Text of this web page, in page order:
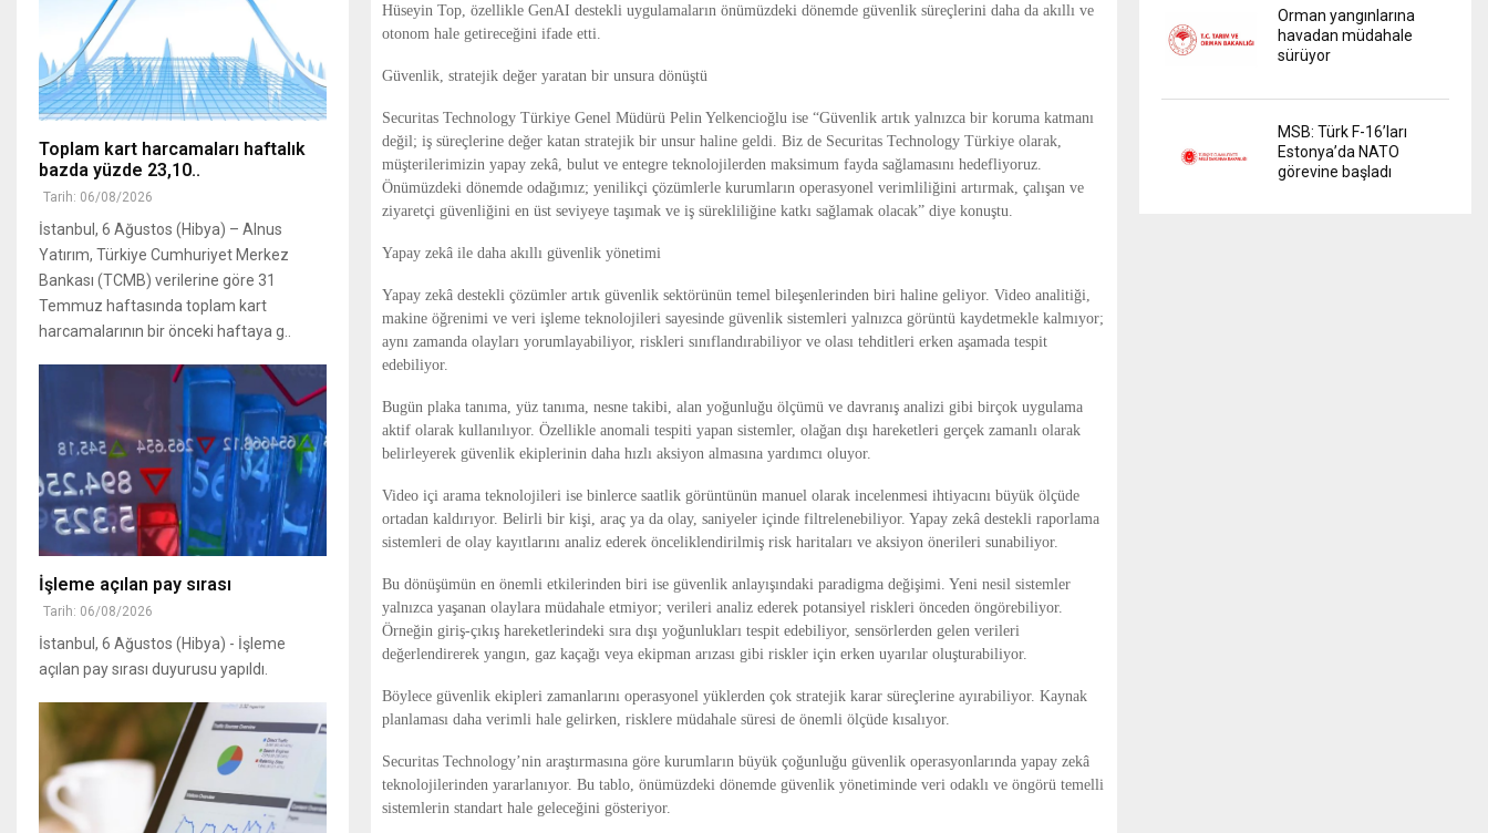
Hüseyin Top, özellikle GenAI destekli uygulamaların önümüzdeki dönemde güvenlik süreçlerini daha da akıllı ve
otonom hale getireceğini ifade etti.
Güvenlik, stratejik değer yaratan bir unsura dönüştü
Securitas Technology Türkiye Genel Müdürü Pelin Yelkencioğlu ise “Güvenlik artık yalnızca bir koruma katmanı
değil; iş süreçlerine değer katan stratejik bir unsur haline geldi. Biz de Securitas Technology Türkiye olarak,
müşterilerimizin yapay zekâ, bulut ve entegre teknolojilerden maksimum fayda sağlamasını hedefliyoruz.
Önümüzdeki dönemde odağımız; yenilikçi çözümlerle kurumların operasyonel verimliliğini artırmak, çalışan ve
ziyaretçi güvenliğini en üst seviyeye taşımak ve iş sürekliliğine katkı sağlamak olacak” diye konuştu.
Yapay zekâ ile daha akıllı güvenlik yönetimi
Yapay zekâ destekli çözümler artık güvenlik sektörünün temel bileşenlerinden biri haline geliyor. Video analitiği,
makine öğrenimi ve veri işleme teknolojileri sayesinde güvenlik sistemleri yalnızca görüntü kaydetmekle kalmıyor;
aynı zamanda olayları yorumlayabiliyor, riskleri sınıflandırabiliyor ve olası tehditleri erken aşamada tespit
edebiliyor.
Bugün plaka tanıma, yüz tanıma, nesne takibi, alan yoğunluğu ölçümü ve davranış analizi gibi birçok uygulama
aktif olarak kullanılıyor. Özellikle anomali tespiti yapan sistemler, olağan dışı hareketleri gerçek zamanlı olarak
belirleyerek güvenlik ekiplerinin daha hızlı aksiyon almasına yardımcı oluyor.
Video içi arama teknolojileri ise binlerce saatlik görüntünün manuel olarak incelenmesi ihtiyacını büyük ölçüde
ortadan kaldırıyor. Belirli bir kişi, araç ya da olay, saniyeler içinde filtrelenebiliyor. Yapay zekâ destekli raporlama
sistemleri de olay kayıtlarını analiz ederek önceliklendirilmiş risk haritaları ve aksiyon önerileri sunabiliyor.
Bu dönüşümün en önemli etkilerinden biri ise güvenlik anlayışındaki paradigma değişimi. Yeni nesil sistemler
yalnızca yaşanan olaylara müdahale etmiyor; verileri analiz ederek potansiyel riskleri önceden öngörebiliyor.
Örneğin giriş-çıkış hareketlerindeki sıra dışı yoğunlukları tespit edebiliyor, sensörlerden gelen verileri
değerlendirerek yangın, gaz kaçağı veya ekipman arızası gibi riskler için erken uyarılar oluşturabiliyor.
Böylece güvenlik ekipleri zamanlarını operasyonel yüklerden çok stratejik karar süreçlerine ayırabiliyor. Kaynak
planlaması daha verimli hale gelirken, risklere müdahale süresi de önemli ölçüde kısalıyor.
Securitas Technology’nin araştırmasına göre kurumların büyük çoğunluğu güvenlik operasyonlarında yapay zekâ
teknolojilerinden yararlanıyor. Bu tablo, önümüzdeki dönemde güvenlik yönetiminde veri odaklı ve öngörü temelli
sistemlerin standart hale geleceğini gösteriyor.
Toplam kart harcamaları haftalık
bazda yüzde 23,10..
Tarih: 06/08/2026
İstanbul, 6 Ağustos (Hibya) – Alnus
Yatırım, Türkiye Cumhuriyet Merkez
Bankası (TCMB) verilerine göre 31
Temmuz haftasında toplam kart
harcamalarının bir önceki haftaya g..
İşleme açılan pay sırası
Tarih: 06/08/2026
İstanbul, 6 Ağustos (Hibya) - İşleme
açılan pay sırası duyurusu yapıldı.
Orman yangınlarına
havadan müdahale
sürüyor
MSB: Türk F-16’ları
Estonya’da NATO
görevine başladı